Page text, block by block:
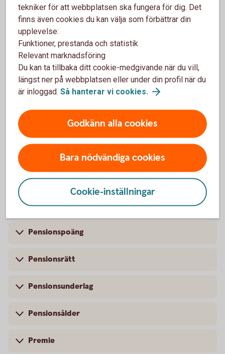
Pensionsbehållning
Pensionsbesked
Pensionsförsäkring
Pensionsgrundande belopp
Pensionsgrundande inkomst
Pensionskapital/försäkringskapital
Pensionsmedförande lön
Pensionspoäng
Pensionsrätt
Pensionsunderlag
Pensionsålder
Premie
tekniker för att webbplatsen ska fungera för dig. Det
finns även cookies du kan välja som förbättrar din
upplevelse:
Funktioner, prestanda och statistik
Relevant marknadsföring
Du kan ta tillbaka ditt cookie-medgivande när du vill,
längst ner på webbplatsen eller under din profil när du
är inloggad. Så hanterar vi cookies.
Godkänn alla cookies
Bara nödvändiga cookies
Cookie-inställningar